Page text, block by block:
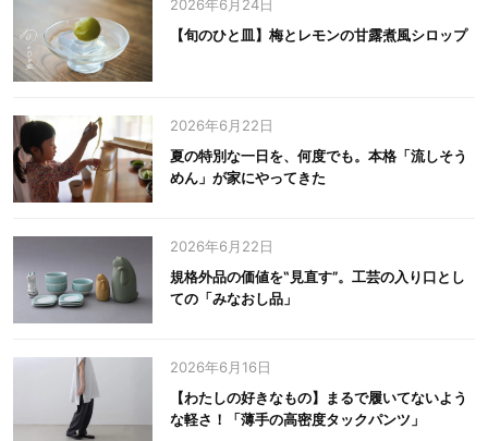
2026年6月24日
【旬のひと皿】梅とレモンの甘露煮風シロップ
2026年6月22日
夏の特別な一日を、何度でも。本格「流しそう
めん」が家にやってきた
2026年6月22日
規格外品の価値を‟見直す”。工芸の入り口とし
ての「みなおし品」
2026年6月16日
【わたしの好きなもの】まるで履いてないよう
な軽さ！「薄手の高密度タックパンツ」